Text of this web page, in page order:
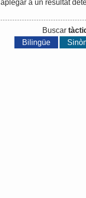
aplegar a un resultat
Buscar
Bilingüe